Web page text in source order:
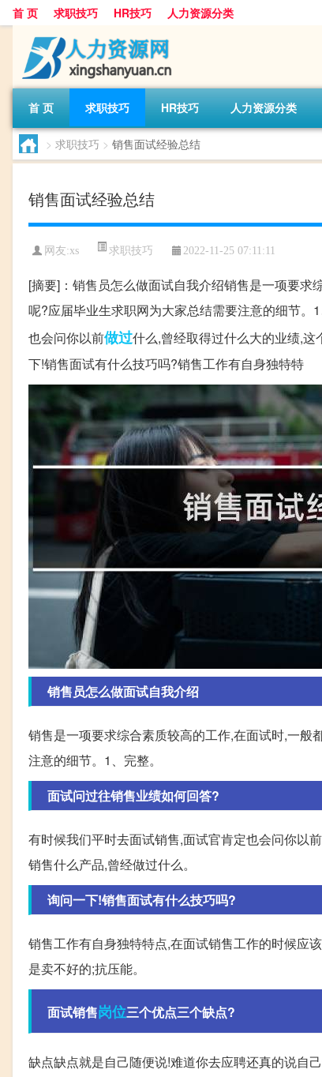
首 页 求职技巧 HR技巧 人力资源分类
首 页 求职技巧 HR技巧 人力资源分类
> 求职技巧 > 销售面试经验总结
销售面试经验总结
网友:xs 求职技巧 2022-11-25 07:11:11
[摘要]：销售员怎么做面试自我介绍销售是一项要
呢?应届毕业生求职网为大家总结需要注意的细节
也会问你以前做过什么,曾经取得过什么大的业绩,
下!销售面试有什么技巧吗?销售工作有自身独特特
销售员怎么做面试自我介绍
销售是一项要求综合素质较高的工作,在面试时,一
注意的细节。1、完整。
面试问过往销售业绩如何回答?
有时候我们平时去面试销售,面试官肯定也会问你以
销售什么产品,曾经做过什么。
询问一下!销售面试有什么技巧吗?
销售工作有自身独特特点,在面试销售工作的时候应
是卖不好的;抗压能。
面试销售岗位三个优点三个缺点?
缺点缺点就是自己随便说!难道你去应聘还真的说自